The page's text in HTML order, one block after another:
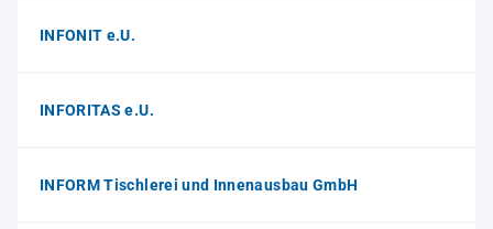
INFONIT e.U.
INFORITAS e.U.
INFORM Tischlerei und Innenausbau GmbH